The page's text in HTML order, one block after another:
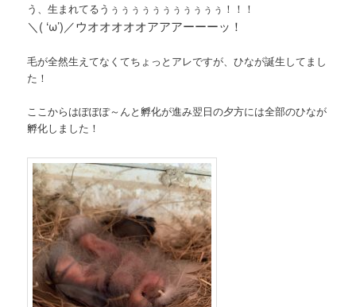
う、生まれてるうぅぅぅぅぅぅぅぅぅぅぅ！！！
＼( ‘ω’)／ウオオオオオアアアーーーッ！
毛が全然生えてなくてちょっとアレですが、ひなが誕生してまし
た！
ここからはぽぽぽ～んと孵化が進み翌日の夕方には全部のひなが
孵化しました！